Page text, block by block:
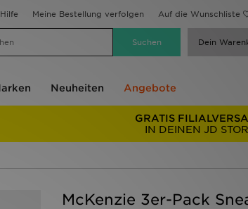
Hilfe Meine Bestellung verfolgen Auf die Wunschliste
Dein
Neuheiten Angebote
GRATIS
IN DEINEN JD
McKenzie 3er-Pack